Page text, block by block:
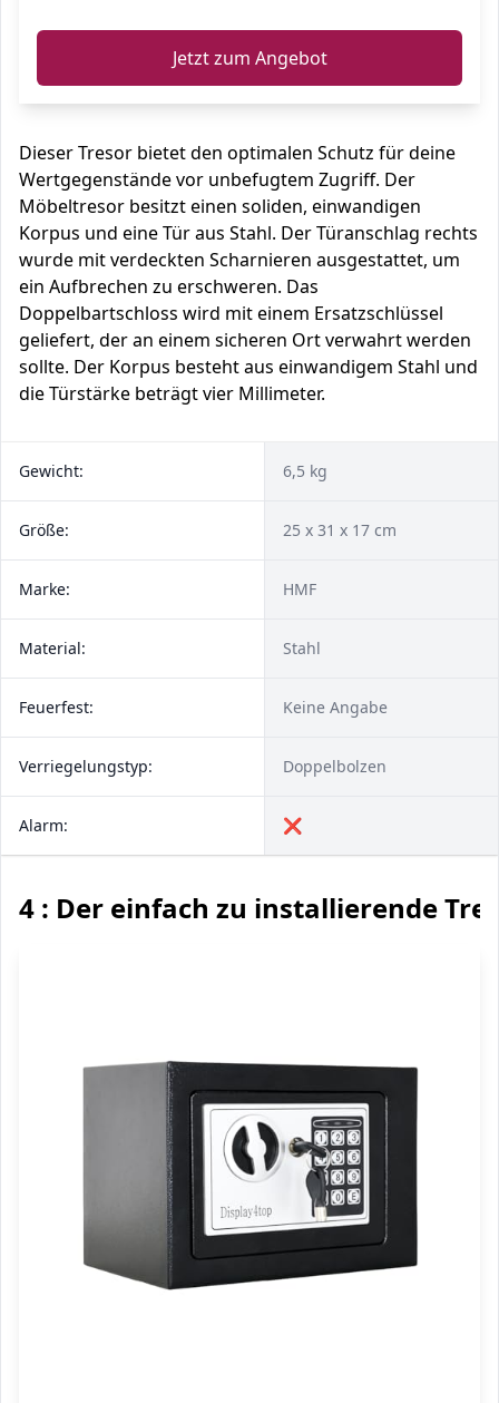
Jetzt zum Angebot
Dieser Tresor bietet den optimalen Schutz für deine
Wertgegenstände vor unbefugtem Zugriff. Der
Möbeltresor besitzt einen soliden, einwandigen
Korpus und eine Tür aus Stahl. Der Türanschlag rechts
wurde mit verdeckten Scharnieren ausgestattet, um
ein Aufbrechen zu erschweren. Das
Doppelbartschloss wird mit einem Ersatzschlüssel
geliefert, der an einem sicheren Ort verwahrt werden
sollte. Der Korpus besteht aus einwandigem Stahl und
die Türstärke beträgt vier Millimeter.
Gewicht: 6,5 kg
Größe: 25 x 31 x 17 cm
Marke: HMF
Material: Stahl
Feuerfest: Keine Angabe
Verriegelungstyp: Doppelbolzen
Alarm: ❌
4 : Der einfach zu installierende